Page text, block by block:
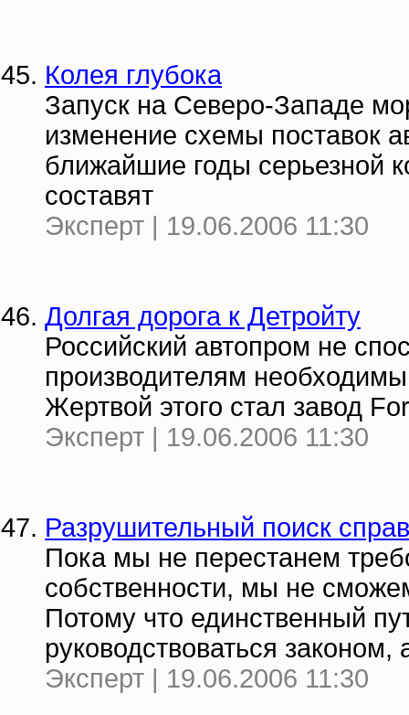
Колея глубока
Запуск на Северо-Западе
изменение схемы поставок
ближайшие годы серьезной
составят
Эксперт | 19.06.2006 11:30
Долгая дорога к Детройту
Российский автопром не
производителям
Жертвой этого стал завод
Эксперт | 19.06.2006 11:30
Разрушительный поиск
Пока мы не перестанем
собственности, мы не
Потому что единственный
руководствоваться
Эксперт | 19.06.2006 11:30